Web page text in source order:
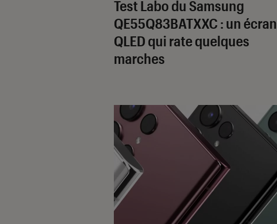
Test Labo du Samsung
QE55Q83BATXXC : un écran
QLED qui rate quelques
marches